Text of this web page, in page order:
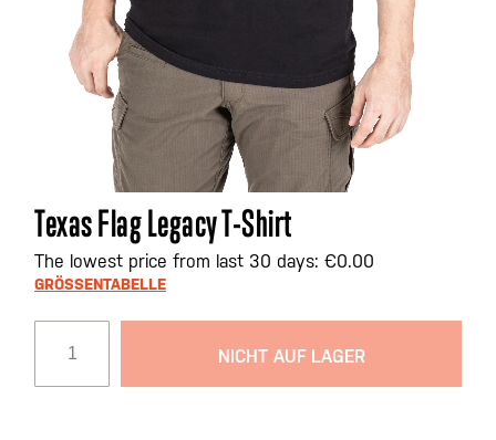
Zum
Anfang
der
Bildgalerie
Texas Flag Legacy T-Shirt
The lowest price from last 30 days: €0.00
GRÖSSENTABELLE
NICHT AUF LAGER